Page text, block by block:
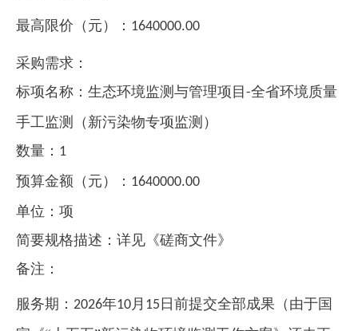
最高限价（元）： 1640000.00
采购需求：
标项名称：生态环境监测与管理项目-全省环境质量
手工监测（新污染物专项监测）
数量： 1
预算金额（元）： 1640000.00
单位：项
简要规格描述：详见《磋商文件》
备注：
服务期： 2026年10月 15 日前提交全部成果（由于国